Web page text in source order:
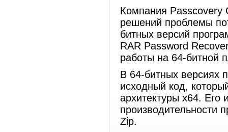
Компания Passcovery
решений проблемы
битных версий
RAR Password
работы на 64-битной
В 64-битных версиях
исходный код,
архитектуры x64. Его
производительности
Zip.